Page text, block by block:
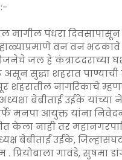
मागील पंधरा
वन वन
जल हे कंत्राटदराच्या
असून सुद्धा शहरात
शहरातील नागरिकाचे म्हणणे
बेबीताई उईके
मनपा आयुक्त यांना
केला नाही तर
बेबीताई उईके,
. प्रियोबाला गावंडे, सुषमा